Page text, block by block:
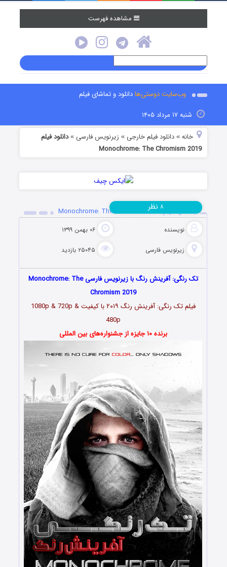
مشاهده فهرست
وب‌سایت دوستی‌هادانلود و تماشای فیلم
شنبه ۱۷ مرداد ۱۴۰۵
خانه »دانلود فیلم خارجی » زیرنویس فارسی »دانلود فیلم
Monochrome: The Chromism 2019
دانلود فیلم Monochrome: The Chromism 2019
نویسنده ۰۶ بهمن ۱۳۹۹
زیرنویس فارسی ۲۵۰۴۵ بازدید
۸ نظر
تک رنگی: آفرینش رنگ با زیرنویس فارسی Monochrome: The
Chromism 2019
فیلم تک رنگی: آفرینش رنگ ۲۰۱۹ با کیفیت 1080p & 720p &
480p
برنده ۱۰ جایزه از جشنواره‌های بین المللی